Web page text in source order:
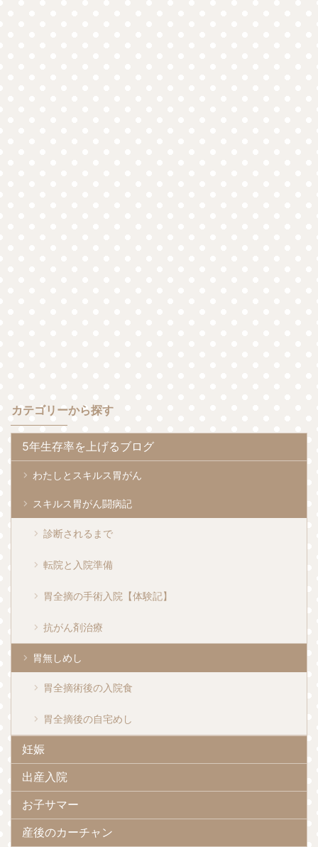
カテゴリーから探す
5年生存率を上げるブログ
わたしとスキルス胃がん
スキルス胃がん闘病記
診断されるまで
転院と入院準備
胃全摘の手術入院【体験記】
抗がん剤治療
胃無しめし
胃全摘術後の入院食
胃全摘後の自宅めし
妊娠
出産入院
お子サマー
産後のカーチャン